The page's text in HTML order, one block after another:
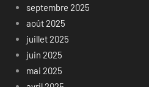
septembre 2025
août 2025
juillet 2025
juin 2025
mai 2025